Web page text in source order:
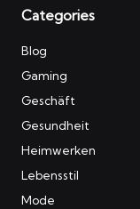
Categories
Blog
Gaming
Geschäft
Gesundheit
Heimwerken
Lebensstil
Mode